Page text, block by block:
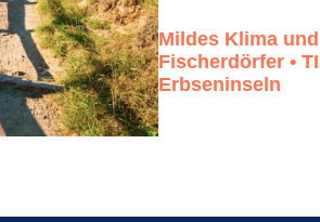
Mildes Klima
Fischerdörfer •
Erbseninseln